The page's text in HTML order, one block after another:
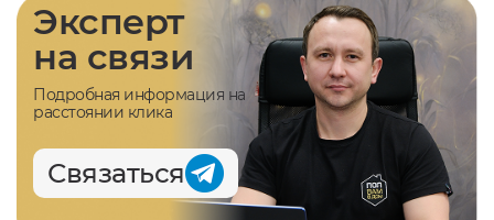
Эксперт
на связи
Подробная информация на
расстоянии клика
Связаться